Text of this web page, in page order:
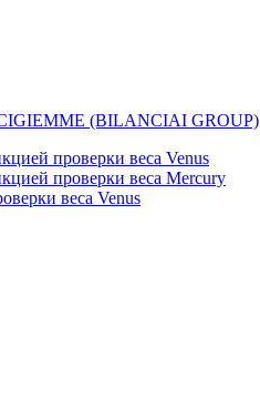
(BILANCIAI GROUP)
проверки веса Venus
проверки веса Mercury
веса Venus